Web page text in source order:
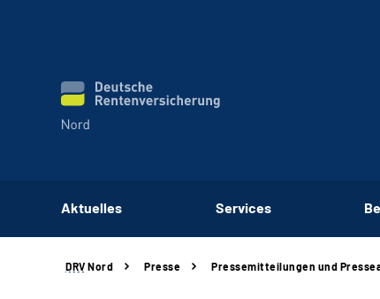
Aktuelles Services
DRV Nord Presse Pressemitteilungen und